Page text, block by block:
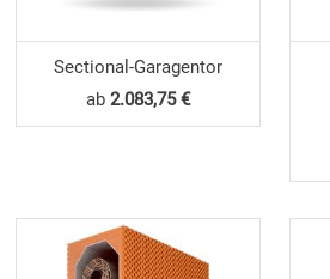
Sectional-Garagentor
ab 2.083,75 €